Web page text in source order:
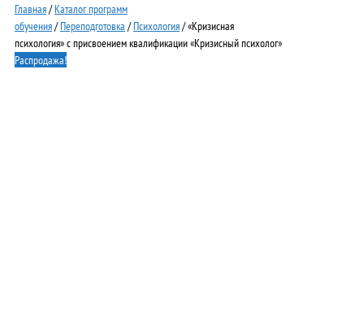
Главная/Каталог программ
обучения/Переподготовка /Психология/ «Кризисная
психология» с присвоением квалификации «Кризисный психолог»
Распродажа!